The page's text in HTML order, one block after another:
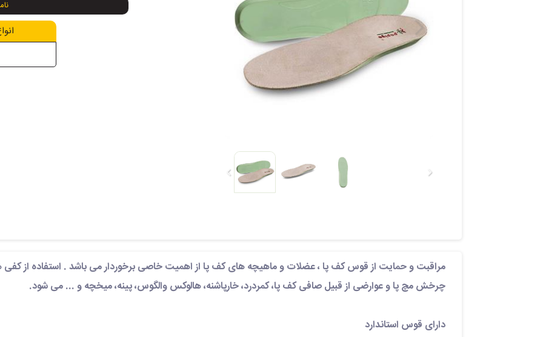
مراقبت و حمایت از قوس کف پا ، عضلات و ماهیچه های کف پا از اهمیت خاصی برخوردار می باشد . استفاده از
چرخش مچ پا و عوارضی از قبیل صافی کف پا، کمردرد، خارپاشنه، هالوکس والگوس، پینه، میخچه و...می شود.
دارای قوس استاندارد